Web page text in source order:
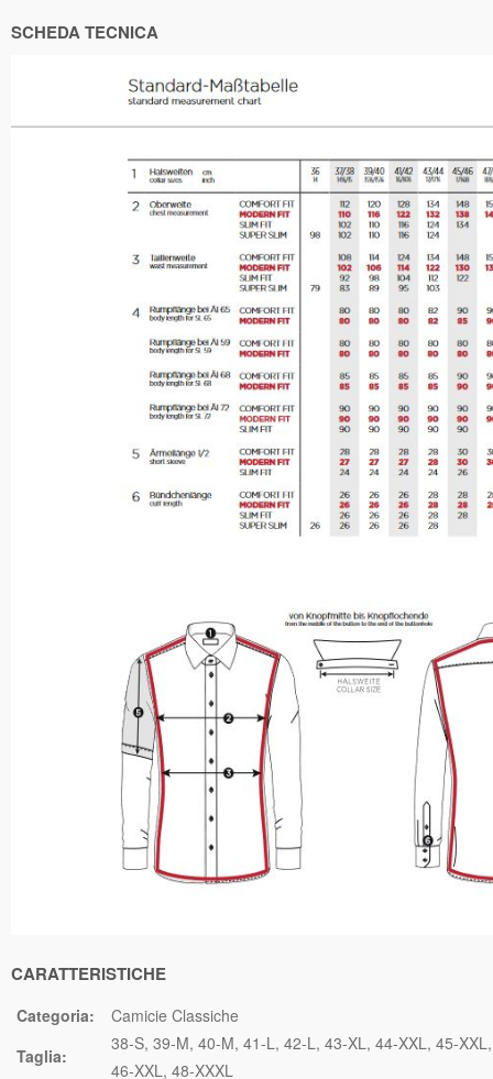
SCHEDA TECNICA
CARATTERISTICHE
Categoria:
Camicie Classiche
Taglia:
38-S 39-M 40-M 41-L 42-L 43-XL 44-XXL 45-XXL
46-XXL 48-XXXL